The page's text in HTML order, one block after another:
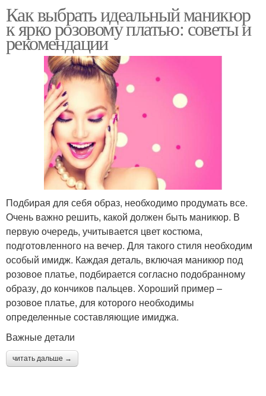
Как выбрать идеальный маникюр
к ярко розовому платью: советы и
рекомендации
Подбирая для себя образ, необходимо продумать все.
Очень важно решить, какой должен быть маникюр. В
первую очередь, учитывается цвет костюма,
подготовленного на вечер. Для такого стиля необходим
особый имидж. Каждая деталь, включая маникюр под
розовое платье, подбирается согласно подобранному
образу, до кончиков пальцев. Хороший пример –
розовое платье, для которого необходимы
определенные составляющие имиджа.
Важные детали
читать дальше →